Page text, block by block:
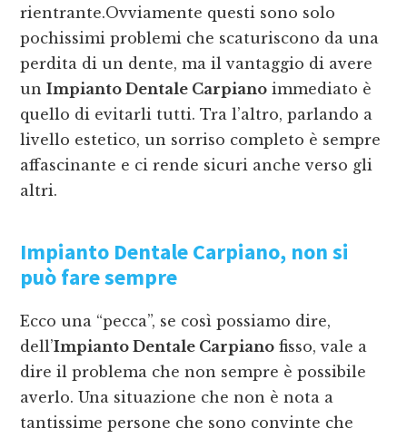
rientrante.Ovviamente questi sono solo
pochissimi problemi che scaturiscono da una
perdita di un dente, ma il vantaggio di avere
unImpianto Dentale Carpiano immediato è
quello di evitarli tutti. Tra l’altro, parlando a
livello estetico, un sorriso completo è sempre
affascinante e ci rende sicuri anche verso gli
altri.
Impianto Dentale Carpiano, non si
può fare sempre
Ecco una “pecca”, se così possiamo dire,
dell’Impianto Dentale Carpiano fisso, vale a
dire il problema che non sempre è possibile
averlo. Una situazione che non è nota a
tantissime persone che sono convinte che